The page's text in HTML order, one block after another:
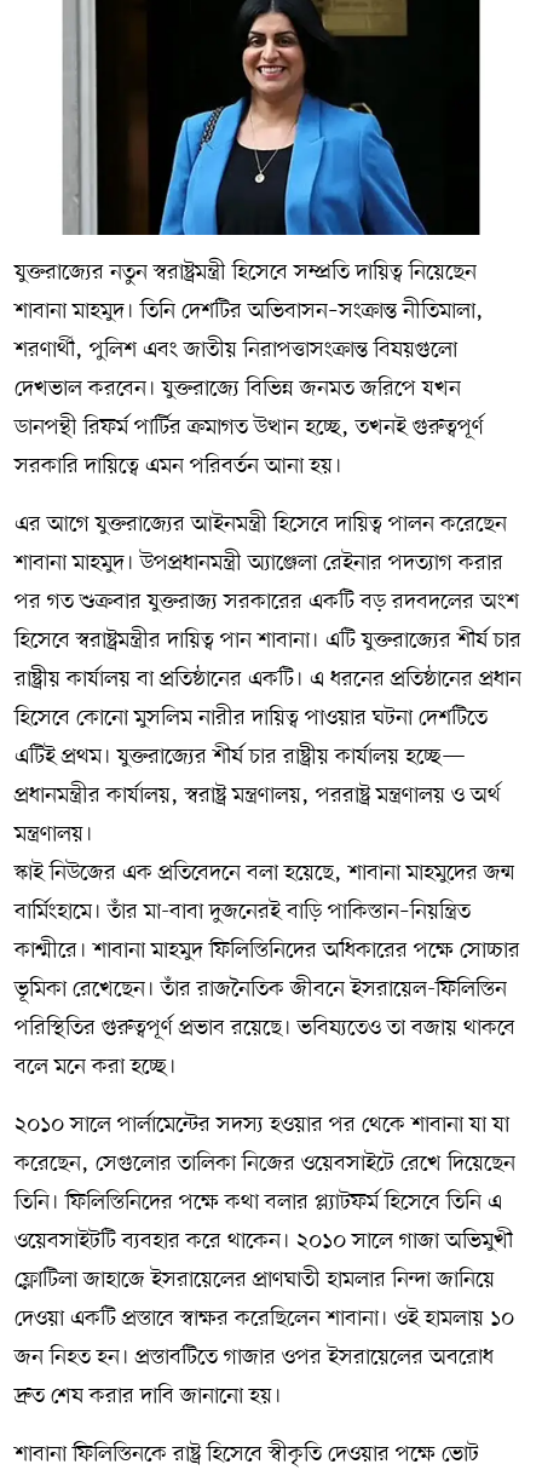
যুক্তরাজ্যের নতুন স্বরাষ্ট্রমন্ত্রী হিসেবে সম্প্রতি দায়িত্ব নিয়েছেন
শাবানা মাহমুদ। তিনি দেশটির অভিবাসন–সংক্রান্ত নীতিমালা,
শরণার্থী, পুলিশ এবং জাতীয় নিরাপত্তাসংক্রান্ত বিষয়গুলো
দেখভাল করবেন। যুক্তরাজ্যে বিভিন্ন জনমত জরিপে যখন
ডানপন্থী রিফর্ম পার্টির ক্রমাগত উত্থান হচ্ছে, তখনই গুরুত্বপূর্ণ
সরকারি দায়িত্বে এমন পরিবর্তন আনা হয়।
এর আগে যুক্তরাজ্যের আইনমন্ত্রী হিসেবে দায়িত্ব পালন করেছেন
শাবানা মাহমুদ। উপপ্রধানমন্ত্রী অ্যাঞ্জেলা রেইনার পদত্যাগ করার
পর গত শুক্রবার যুক্তরাজ্য সরকারের একটি বড় রদবদলের অংশ
হিসেবে স্বরাষ্ট্রমন্ত্রীর দায়িত্ব পান শাবানা। এটি যুক্তরাজ্যের শীর্ষ চার
রাষ্ট্রীয় কার্যালয় বা প্রতিষ্ঠানের একটি। এ ধরনের প্রতিষ্ঠানের প্রধান
হিসেবে কোনো মুসলিম নারীর দায়িত্ব পাওয়ার ঘটনা দেশটিতে
এটিই প্রথম। যুক্তরাজ্যের শীর্ষ চার রাষ্ট্রীয় কার্যালয় হচ্ছে—
প্রধানমন্ত্রীর কার্যালয়, স্বরাষ্ট্র মন্ত্রণালয়, পররাষ্ট্র মন্ত্রণালয় ও অর্থ
মন্ত্রণালয়।
স্কাই নিউজের এক প্রতিবেদনে বলা হয়েছে, শাবানা মাহমুদের জন্ম
বার্মিংহামে। তাঁর মা-বাবা দুজনেরই বাড়ি পাকিস্তান–নিয়ন্ত্রিত
কাশ্মীরে। শাবানা মাহমুদ ফিলিস্তিনিদের অধিকারের পক্ষে সোচ্চার
ভূমিকা রেখেছেন। তাঁর রাজনৈতিক জীবনে ইসরায়েল-ফিলিস্তিন
পরিস্থিতির গুরুত্বপূর্ণ প্রভাব রয়েছে। ভবিষ্যতেও তা বজায় থাকবে
বলে মনে করা হচ্ছে।
২০১০ সালে পার্লামেন্টের সদস্য হওয়ার পর থেকে শাবানা যা যা
করেছেন, সেগুলোর তালিকা নিজের ওয়েবসাইটে রেখে দিয়েছেন
তিনি। ফিলিস্তিনিদের পক্ষে কথা বলার প্ল্যাটফর্ম হিসেবে তিনি এ
ওয়েবসাইটটি ব্যবহার করে থাকেন। ২০১০ সালে গাজা অভিমুখী
ফ্লোটিলা জাহাজে ইসরায়েলের প্রাণঘাতী হামলার নিন্দা জানিয়ে
দেওয়া একটি প্রস্তাবে স্বাক্ষর করেছিলেন শাবানা। ওই হামলায় ১০
জন নিহত হন। প্রস্তাবটিতে গাজার ওপর ইসরায়েলের অবরোধ
দ্রুত শেষ করার দাবি জানানো হয়।
শাবানা ফিলিস্তিনকে রাষ্ট্র হিসেবে স্বীকৃতি দেওয়ার পক্ষে ভোট